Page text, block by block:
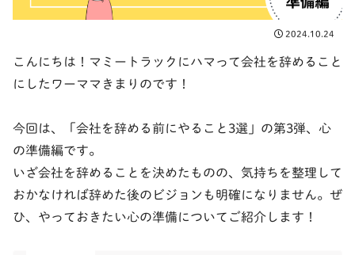
2024.10.24
こんにちは！マミートラックにハマって会社を辞めること
にしたワーママきまりのです！
今回は、「会社を辞める前にやること3選」の第3弾、心
の準備編です。
いざ会社を辞めることを決めたものの、気持ちを整理して
おかなければ辞めた後のビジョンも明確になりません。ぜ
ひ、やっておきたい心の準備についてご紹介します！